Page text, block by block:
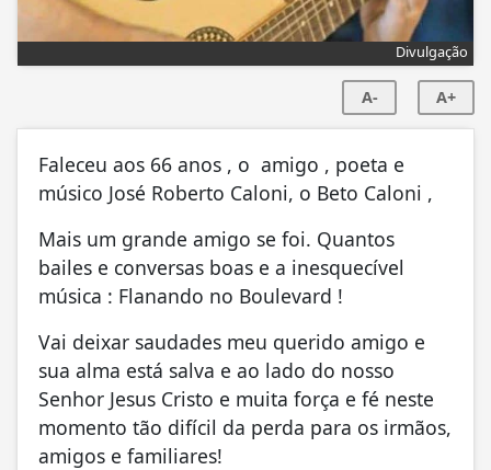
Divulgação
A- A+
Faleceu aos 66 anos , o amigo , poeta e
músico José Roberto Caloni, o Beto Caloni ,
Mais um grande amigo se foi. Quantos
bailes e conversas boas e a inesquecível
música : Flanando no Boulevard !
Vai deixar saudades meu querido amigo e
sua alma está salva e ao lado do nosso
Senhor Jesus Cristo e muita força e fé neste
momento tão difícil da perda para os irmãos,
amigos e familiares!